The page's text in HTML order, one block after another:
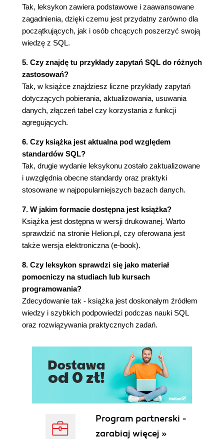
Konwersja wartości liczbowych - SQL Server (120)
Funkcje liczbowe i matematyczne (121)
Funkcje OLAP (124)
Transpozycja tabel (124)
Predykaty (133)
Zapytania rekurencyjne (137)
Wyrażenia regularne (138)
Funkcje tekstowe (162)
Podzapytania (169)
Tabele - tworzenie (174)
Tabele - usuwanie (179)
Tabele - modyfikacja (180)
Zarządzanie transakcjami (186)
Unie (196)
Uaktualnianie danych (203)
Funkcje okienkowe (209)
Skorowidz (219)
Tak, leksykon zawiera podstawowe i zaawansowane
zagadnienia, dzięki czemu jest przydatny zarówno dla
początkujących, jak i osób chcących poszerzyć swoją
wiedzę z SQL.
5. Czy znajdę tu przykłady zapytań SQL do różnych
zastosowań?
Tak, w książce znajdziesz liczne przykłady zapytań
dotyczących pobierania, aktualizowania, usuwania
danych, złączeń tabel czy korzystania z funkcji
agregujących.
6. Czy książka jest aktualna pod względem
standardów SQL?
Tak, drugie wydanie leksykonu zostało zaktualizowane
i uwzględnia obecne standardy oraz praktyki
stosowane w najpopularniejszych bazach danych.
7. W jakim formacie dostępna jest książka?
Książka jest dostępna w wersji drukowanej. Warto
sprawdzić na stronie Helion.pl, czy oferowana jest
także wersja elektroniczna (e-book).
8. Czy leksykon sprawdzi się jako materiał
pomocniczy na studiach lub kursach
programowania?
Zdecydowanie tak - książka jest doskonałym źródłem
wiedzy i szybkich podpowiedzi podczas nauki SQL
oraz rozwiązywania praktycznych zadań.
Program partnerski -
zarabiaj więcej »